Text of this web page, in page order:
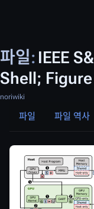
파일: IEEE
Shell;
noriwiki
파일 파일 역사